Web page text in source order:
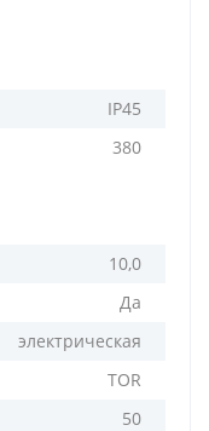
IP45
380
10,0
Да
электрическая
TOR
50